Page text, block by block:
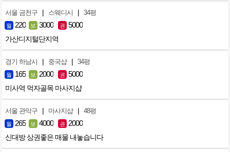
서울 금천구 | 스웨디시 | 34평
월 220 보 3000 권 5000
가산디지털단지역
경기 하남시 | 중국샵 | 34평
월 165 보 2000 권 5000
미사역 먹자골목 마사지샵
서울 관악구 | 마사지샵 | 48평
월 265 보 4000 권 2000
신대방 상권좋은 매물 내놓습니다